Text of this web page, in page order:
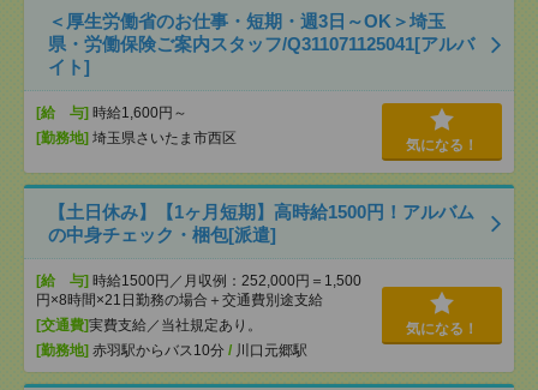
＜厚生労働省のお仕事・短期・週3日～OK＞埼玉
県・労働保険ご案内スタッフ/Q311071125041[アルバ
イト]
[給 与] 時給1,600円～
[勤務地] 埼玉県さいたま市西区 気になる！
【土日休み】【1ヶ月短期】高時給1500円！アルバム
の中身チェック・梱包[派遣]
[給 与] 時給1500円／月収例：252,000円＝1,500
円×8時間×21日勤務の場合＋交通費別途支給
[交通費]実費支給／当社規定あり。
[勤務地] 赤羽駅からバス10分 / 川口元郷駅
気になる！